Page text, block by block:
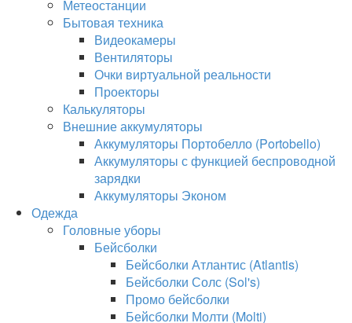
Метеостанции
Бытовая техника
Видеокамеры
Вентиляторы
Очки виртуальной реальности
Проекторы
Калькуляторы
Внешние аккумуляторы
Аккумуляторы Портобелло (Portobello)
Аккумуляторы с функцией беспроводной
зарядки
Аккумуляторы Эконом
Одежда
Головные уборы
Бейсболки
Бейсболки Атлантис (Atlantis)
Бейсболки Солс (Sol's)
Промо бейсболки
Бейсболки Молти (Molti)